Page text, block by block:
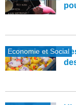
Economie et Social